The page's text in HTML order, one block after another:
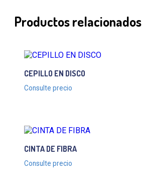
Productos relacionados
CEPILLO EN DISCO
Consulte precio
CINTA DE FIBRA
Consulte precio